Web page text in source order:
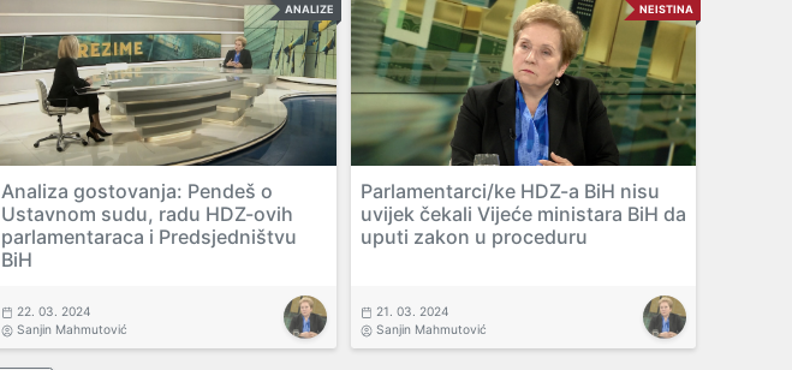
ANALIZE
Analiza gostovanja: Pendeš o
Ustavnom sudu, radu HDZ-ovih
parlamentaraca i Predsjedništvu
BiH
22. 03. 2024
Sanjin Mahmutović
NEISTINA
Parlamentarci/ke HDZ-a BiH nisu
uvijek čekali Vijeće ministara BiH da
uputi zakon u proceduru
21. 03. 2024
Sanjin Mahmutović